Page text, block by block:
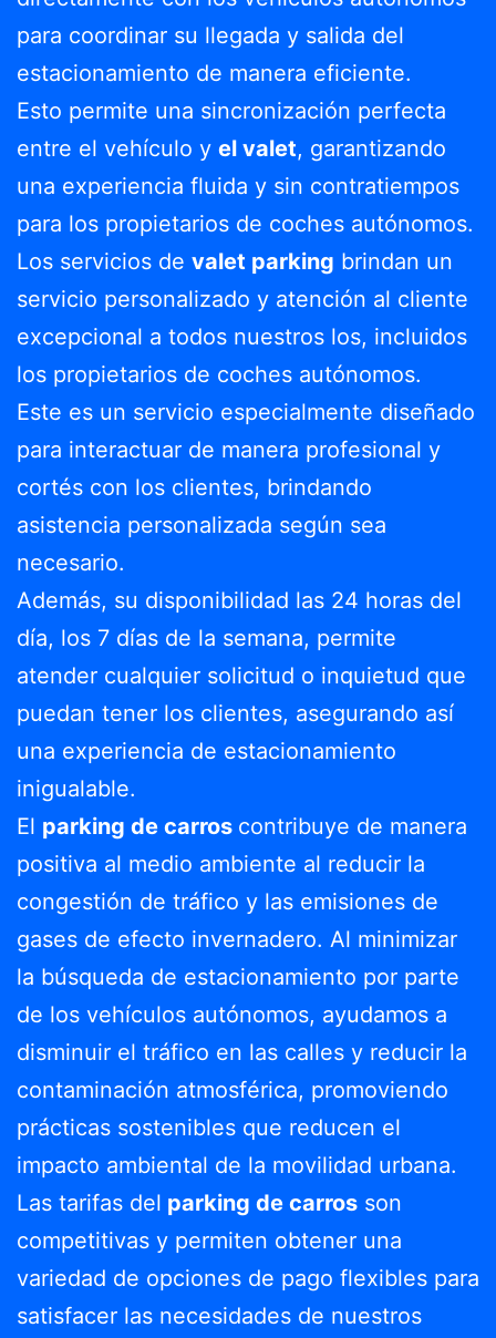
para coordinar su llegada y salida del
estacionamiento de manera eficiente.
Esto permite una sincronización perfecta
entre el vehículo y el valet, garantizando
una experiencia fluida y sin contratiempos
para los propietarios de coches autónomos.
Los servicios de valet parking brindan un
servicio personalizado y atención al cliente
excepcional a todos nuestros los, incluidos
los propietarios de coches autónomos.
Este es un servicio especialmente diseñado
para interactuar de manera profesional y
cortés con los clientes, brindando
asistencia personalizada según sea
necesario.
Además, su disponibilidad las 24 horas del
día, los 7 días de la semana, permite
atender cualquier solicitud o inquietud que
puedan tener los clientes, asegurando así
una experiencia de estacionamiento
inigualable.
El parking de carros contribuye de manera
positiva al medio ambiente al reducir la
congestión de tráfico y las emisiones de
gases de efecto invernadero. Al minimizar
la búsqueda de estacionamiento por parte
de los vehículos autónomos, ayudamos a
disminuir el tráfico en las calles y reducir la
contaminación atmosférica, promoviendo
prácticas sostenibles que reducen el
impacto ambiental de la movilidad urbana.
Las tarifas del parking de carros son
competitivas y permiten obtener una
variedad de opciones de pago flexibles para
satisfacer las necesidades de nuestros